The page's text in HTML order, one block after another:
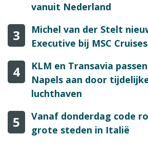
vanuit Nederland
3
Michel van der Stelt
Executive bij MSC
4
KLM en Transavia
Napels aan door
luchthaven
5
Vanaf donderdag code
grote steden in Italië